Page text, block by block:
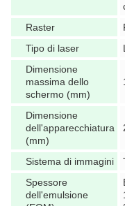
Raster
Tipo di laser
Dimensione
massima dello
schermo (mm)
Dimensione
dell'apparecchiatura
(mm)
Sistema di immagini
Spessore
dell'emulsione